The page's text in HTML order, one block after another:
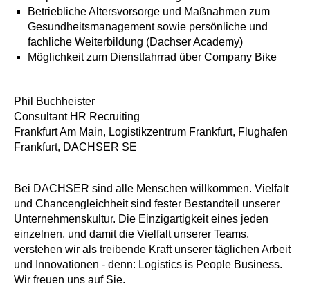
Betriebliche Altersvorsorge und Maßnahmen zum
Gesundheitsmanagement sowie persönliche und
fachliche Weiterbildung (Dachser Academy)
Möglichkeit zum Dienstfahrrad über Company Bike
Phil Buchheister
Consultant HR Recruiting
Frankfurt Am Main, Logistikzentrum Frankfurt, Flughafen
Frankfurt, DACHSER SE
Bei DACHSER sind alle Menschen willkommen. Vielfalt
und Chancengleichheit sind fester Bestandteil unserer
Unternehmenskultur. Die Einzigartigkeit eines jeden
einzelnen, und damit die Vielfalt unserer Teams,
verstehen wir als treibende Kraft unserer täglichen Arbeit
und Innovationen - denn: Logistics is People Business.
Wir freuen uns auf Sie.